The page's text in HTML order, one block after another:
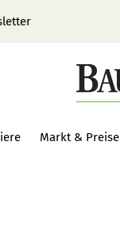
Markt & Preise